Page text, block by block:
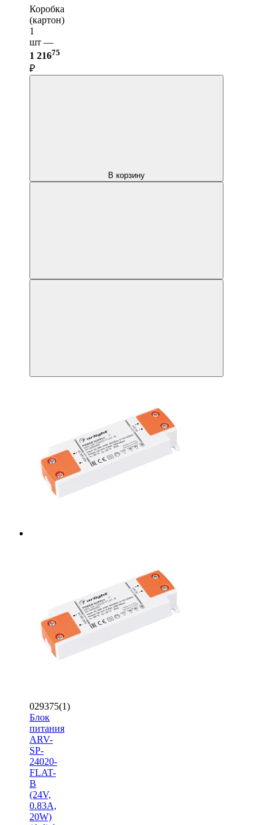
Коробка
(картон)
1
шт —
1 21675
₽
В корзину
029375(1)
Блок
питания
ARV-
SP-
24020-
FLAT-
B
(24V,
0.83A,
20W)